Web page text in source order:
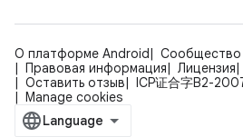
О платформе Android
Сообщество
Правовая информация
Лицензия
Оставить отзыв
ICP证合字B2-
Manage cookies